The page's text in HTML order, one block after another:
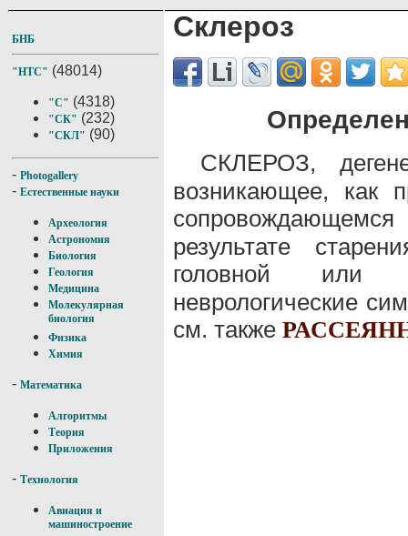
БНБ
"НТС" (48014)
"С" (4318)
"СК" (232)
"СКЛ" (90)
- Photogallery
- Естественные науки
Археология
Астрономия
Биология
Геология
Медицина
Молекулярная
биология
Физика
Химия
- Математика
Алгоритмы
Теория
Приложения
- Технология
Авиация и
машиностроение
Склероз
СКЛЕРОЗ,
возникающее, как
результате
головной
неврологические
см. также